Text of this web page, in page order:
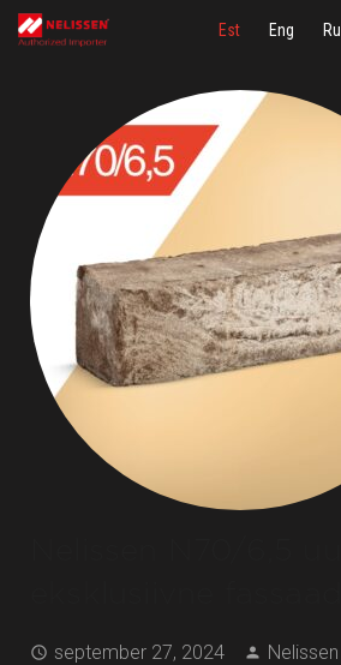
Est Eng Ru
september 27, 2024
Nelissen